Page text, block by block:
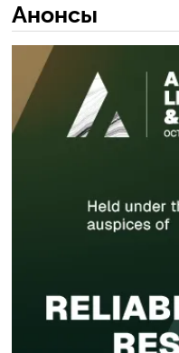
Анонсы